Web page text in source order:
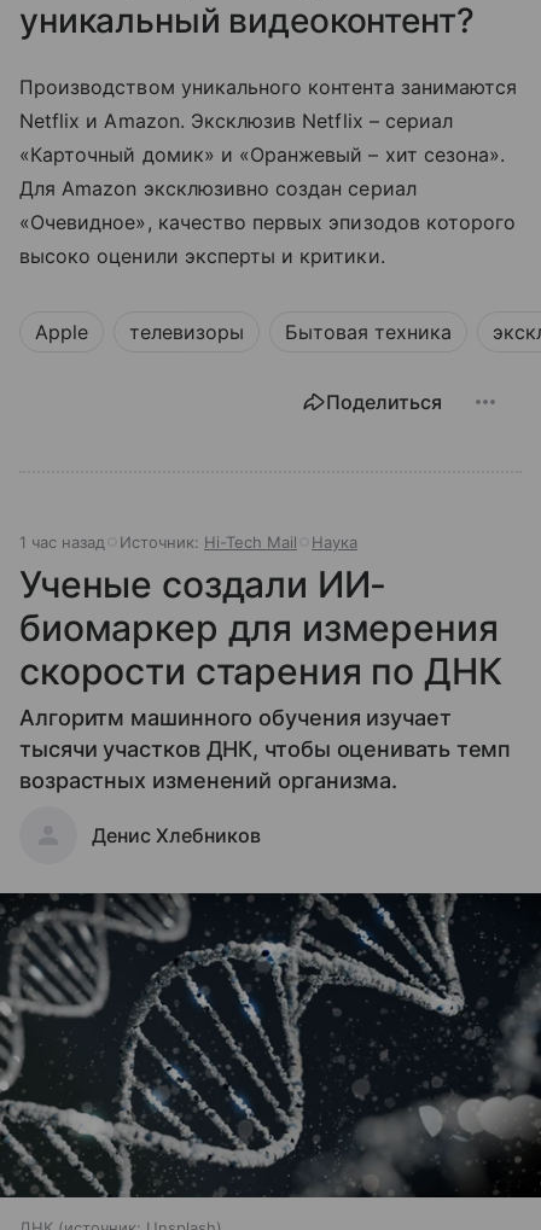
уникальный видеоконтент?
Производством уникального контента занимаются
Netflix и Amazon. Эксклюзив Netflix – сериал
«Карточный домик» и «Оранжевый – хит сезона».
Для Amazon эксклюзивно создан сериал
«Очевидное», качество первых эпизодов которого
высоко оценили эксперты и критики.
Apple телевизоры Бытовая техника
Поделиться
1 час назад Источник: Hi-Tech Mail Наука
Ученые создали ИИ-
биомаркер для измерения
скорости старения по ДНК
Алгоритм машинного обучения изучает
тысячи участков ДНК, чтобы оценивать темп
возрастных изменений организма.
Денис Хлебников